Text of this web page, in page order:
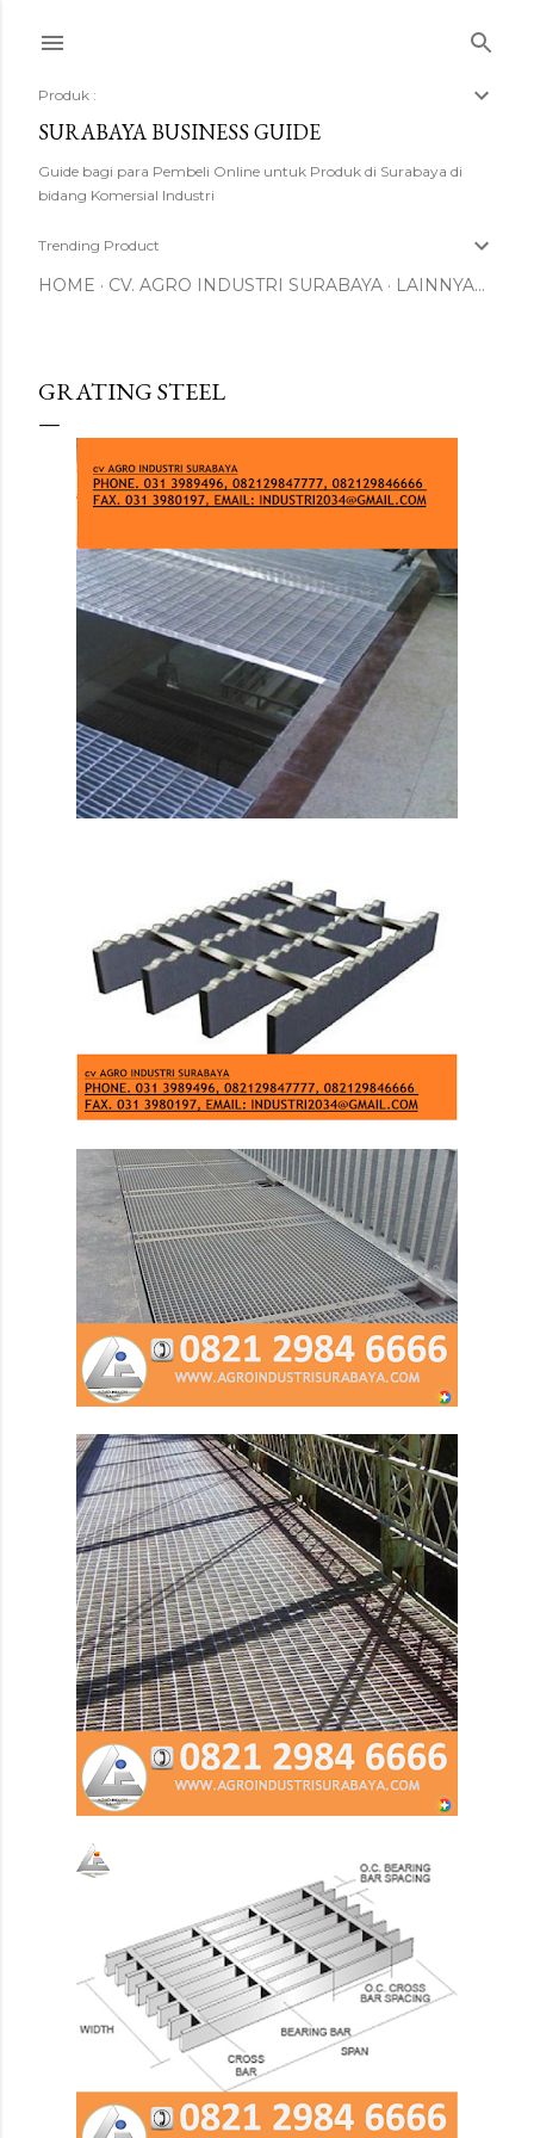
Produk :
SURABAYA BUSINESS GUIDE
Guide bagi para Pembeli Online untuk Produk di Surabaya di
bidang Komersial Industri
Trending Product
HOME CV. AGRO INDUSTRI SURABAYA LAINNYA…
GRATING STEEL